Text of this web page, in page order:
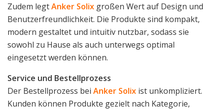
Zudem legtAnker Solix großen Wert auf Design und
Benutzerfreundlichkeit. Die Produkte sind kompakt,
modern gestaltet und intuitiv nutzbar, sodass sie
sowohl zu Hause als auch unterwegs optimal
eingesetzt werden können.
Service und Bestellprozess
Der Bestellprozess bei Anker Solix ist unkompliziert.
Kunden können Produkte gezielt nach Kategorie,